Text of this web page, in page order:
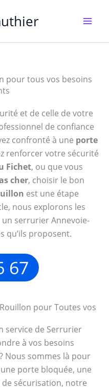
pour tous vos besoins
et de celle de votre
de confiance
confronté à une porte
renforcer votre sécurité
Fichet, ou que vous
cher, choisir le bon
est une étape
nous explorons les
serrurier Annevoie-
qu’ils proposent.
67
pour Toutes vos
service de Serrurier
à vos besoins
Nous sommes là pour
porte bloquée, une
sécurisation, notre